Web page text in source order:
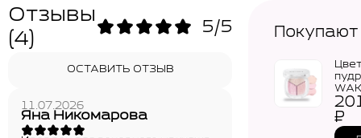
Отзывы
(4)
5/5
ОСТАВИТЬ ОТЗЫВ
11.07.2026
Яна Никомарова
₽